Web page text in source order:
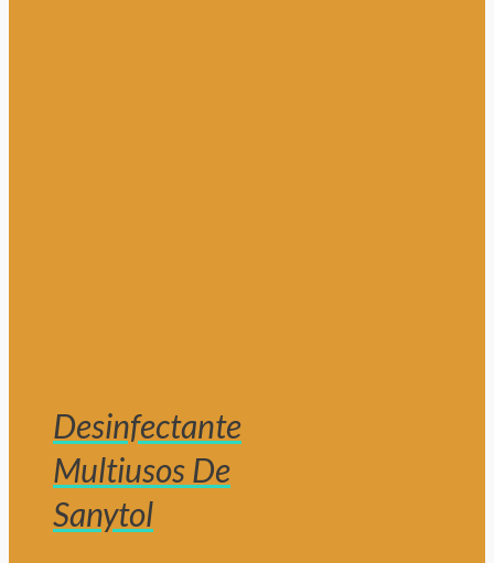
Desinfectante
Multiusos De
Sanytol